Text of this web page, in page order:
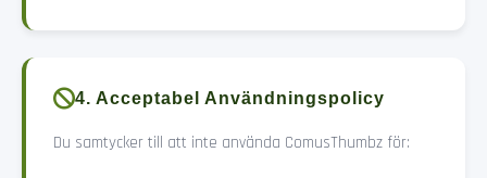
4. Acceptabel Användningspolicy
Du samtycker till att inte använda ComusThumbz för: